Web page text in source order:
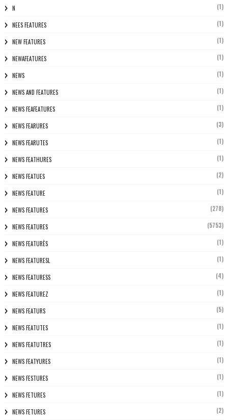
N (1)
NEES FEATURES (1)
NEW FEATURES (1)
NEWAFEATURES (1)
NEWS (1)
NEWS AND FEATURES (1)
NEWS FEAFEATURES (1)
NEWS FEARURES (3)
NEWS FEARUTES (1)
NEWS FEATHURES (1)
NEWS FEATUES (2)
NEWS FEATURE (1)
NEWS FEATURES (278)
NEWS FEATURES (5753)
NEWS FEATURÈS (1)
NEWS FEATURESL (1)
NEWS FEATURESS (4)
NEWS FEATUREZ (1)
NEWS FEATURS (5)
NEWS FEATUTES (1)
NEWS FEATUTRES (1)
NEWS FEATYURES (1)
NEWS FESTURES (1)
NEWS FETURES (1)
NEWS FETURES (2)